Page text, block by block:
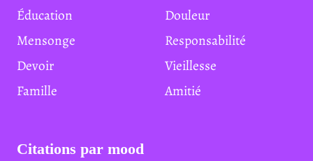
Éducation
Douleur
Mensonge
Responsabilité
Devoir
Vieillesse
Famille
Amitié
Citations par mood